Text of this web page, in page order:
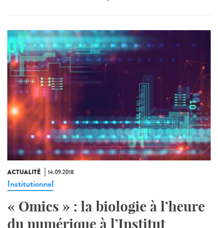
ACTUALITÉ 14.09.2018
Institutionnel
« Omics » : la biologie à l’heure
du numérique à l’Institut